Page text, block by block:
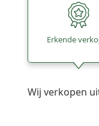
Erkende
Wij verkopen